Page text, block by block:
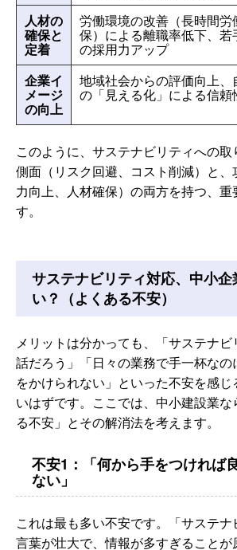
人材の
確保と
定着
労働環境の改善（長時間労
保）による離職率低下、
の採用力アップ
企業イ
メージ
の向上
地域社会からの評価向上、
の「見える化」による信頼
このように、サステナビリティへの
側面（リスク回避、コスト削減）と
力向上、人材確保）の両方を持つ、
す。
サステナビリティ対応、中小企
い？（よくある不安）
メリットは分かっても、「サステナ
話だろう」「日々の業務で手一杯な
をかけられない」といった不安を感
いはずです。ここでは、中小建設業
る不安」とその解消法を考えます。
不安1：「何から手をつければ
ない」
これは最も多い不安です。「サステナ
言葉が壮大で、情報が多すぎることが